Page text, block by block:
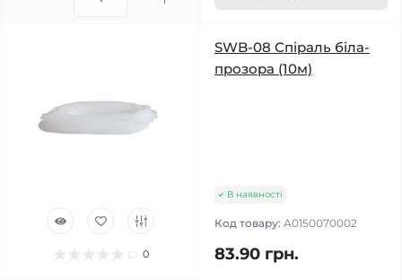
0
SWB-08 Спіраль біла-
прозора (10м)
В наявності
Код товару: A0150070002
83.90 грн.